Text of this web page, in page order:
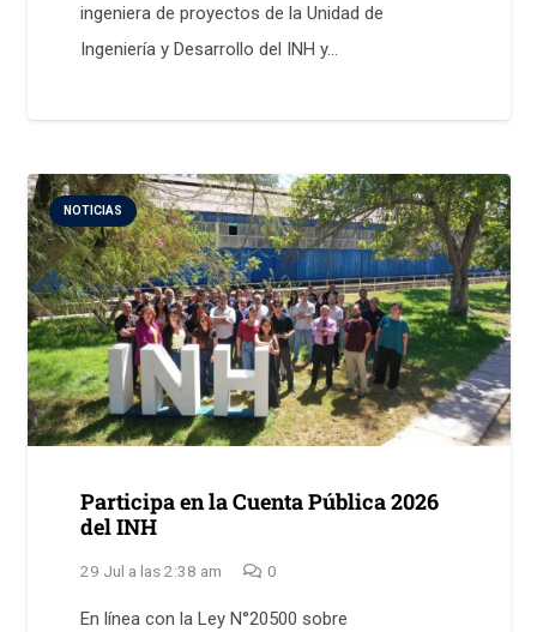
ingeniera de proyectos de la Unidad de
Ingeniería y Desarrollo del INH y…
NOTICIAS
Participa en la Cuenta Pública 2026
del INH
29 Jul a las 2:38 am 0
En línea con la Ley N°20500 sobre